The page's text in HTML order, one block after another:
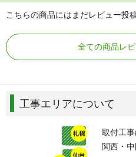
こちらの商品にはまだレビュー投
全ての商品レ
工事エリアについて
取付工
関西・